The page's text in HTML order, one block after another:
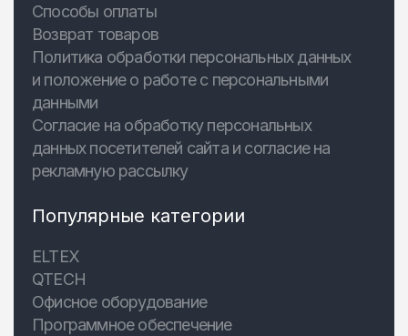
Способы оплаты
Возврат товаров
Политика обработки персональных данных
и положение о работе с персональными
данными
Согласие на обработку персональных
данных посетителей сайта и согласие на
рекламную рассылку
Популярные категории
ELTEX
QTECH
Офисное оборудование
Программное обеспечение